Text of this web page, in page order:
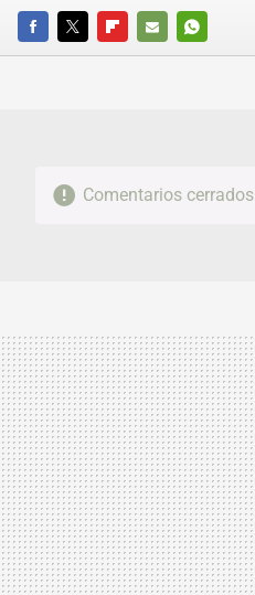
FACEBOOKTWITTERFLIPBOARD
E-
WHATSAPP
Comentarios cerrados